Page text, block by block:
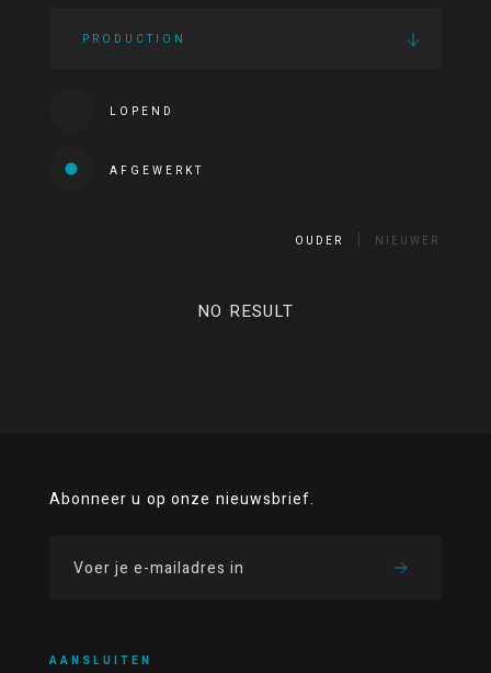
PRODUCTION
LOPEND
AFGEWERKT
OUDER NIEUWER
NO RESULT
Abonneer u op onze nieuwsbrief.
AANSLUITEN